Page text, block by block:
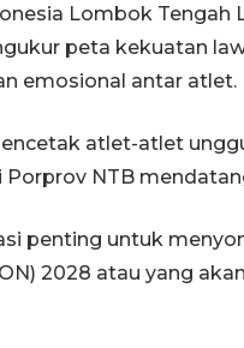
Lombok Tengah
peta kekuatan
emosional antar atlet.
atlet-atlet
NTB
penting untuk
2028 atau yang